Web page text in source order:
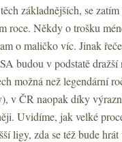
základnějších, se
roce. Někdy o trošku
o maličko víc. Jinak
budou v podstatě dražší
možná než legendární
v ČR naopak díky
Uvidíme, jak velké
ligy, zda se též bude